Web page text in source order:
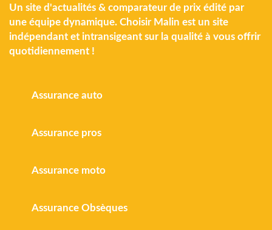
Un site d'actualités & comparateur de prix édité par
une équipe dynamique. Choisir Malin est un site
indépendant et intransigeant sur la qualité à vous offrir
quotidiennement !
Assurance auto
Assurance pros
Assurance moto
Assurance Obsèques